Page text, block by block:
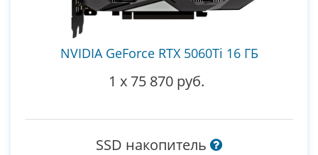
NVIDIA GeForce RTX 5060Ti 16 ГБ
1 x 75 870 руб.
SSD накопитель